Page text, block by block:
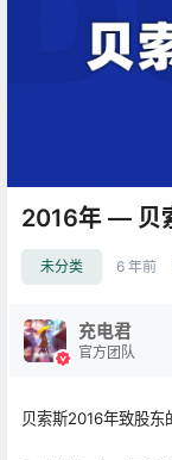
2016年 — 贝
未分类 6 年前
充电君
官方团队
贝索斯2016年致股东